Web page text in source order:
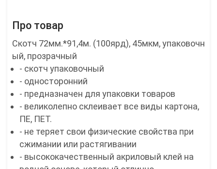
Про товар
Скотч 72мм.*91,4м. (100ярд), 45мкм, упаковочн
ый, прозрачный
- скотч упаковочный
- односторонний
- предназначен для упаковки товаров
- великолепно склеивает все виды картона,
ПЕ, ПЕТ.
- не теряет свои физические свойства при
сжимании или растягивании
- высококачественный акриловый клей на